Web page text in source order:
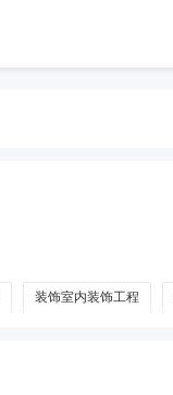
装饰室内装饰工程